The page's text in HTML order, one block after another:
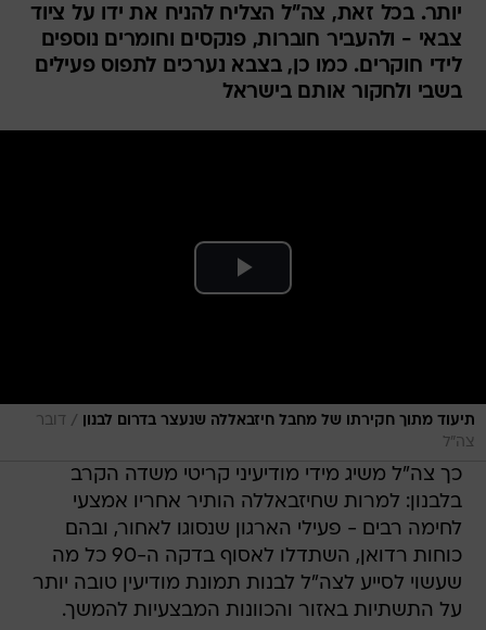
יותר. בכל זאת, צה"ל הצליח להניח את ידו על ציוד
צבאי - ולהעביר חוברות, פנקסים וחומרים נוספים
לידי חוקרים. כמו כן, בצבא נערכים לתפוס פעילים
בשבי ולחקור אותם בישראל
תיעוד מתוך חקירתו של מחבל חיזבאללה שנעצר בדרום לבנון / דובר
צה"ל
כך צה"ל משיג מידי מודיעיני קריטי משדה הקרב
בלבנון: למרות שחיזבאללה הותיר אחריו אמצעי
לחימה רבים - פעילי הארגון שנסוגו לאחור, ובהם
כוחות רדואן, השתדלו לאסוף בדקה ה-90 כל מה
שעשוי לסייע לצה"ל לבנות תמונת מודיעין טובה יותר
על התשתיות באזור והכוונות המבצעיות להמשך.